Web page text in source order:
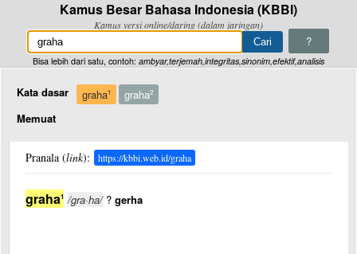
Kamus Besar Bahasa Indonesia (KBBI)
Kamus versi online/daring (dalam jaringan)
?
Bisa lebih dari satu, contoh: ambyar,terjemah,integritas,sinonim,efektif,analisis
Kata dasar graha1 graha2
Memuat
Pranala (link): https://kbbi.web.id/graha
graha1 /gra·ha/? gerha